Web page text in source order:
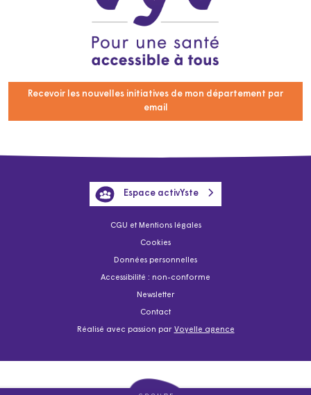
Recevoir les nouvelles initiatives de mon département par
email
CGU et Mentions légales
Cookies
Données personnelles
Accessibilité : non-conforme
Newsletter
Contact
Réalisé avec passion par Voyelle agence
Espace activYste